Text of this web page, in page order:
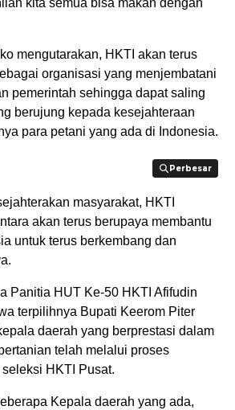
kita semua bisa makan dengan
mengutarakan, HKTI akan terus
organisasi yang menjembatani
pemerintah sehingga dapat saling
berujung kepada kesejahteraan
para petani yang ada di Indonesia.
Perbesar
Perbesar
masyarakat, HKTI
akan terus berupaya membantu
untuk terus berkembang dan
Panitia HUT Ke-50 HKTI Afifudin
terpilihnya Bupati Keerom Piter
daerah yang berprestasi dalam
telah melalui proses
HKTI Pusat.
Kepala daerah yang ada,